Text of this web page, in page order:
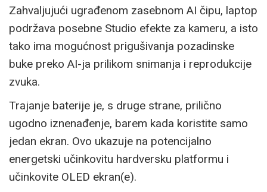
Zahvaljujući ugrađenom zasebnom AI čipu, laptop
podržava posebne Studio efekte za kameru, a isto
tako ima mogućnost prigušivanja pozadinske
buke preko AI-ja prilikom snimanja i reprodukcije
zvuka.
Trajanje baterije je, s druge strane, prilično
ugodno iznenađenje, barem kada koristite samo
jedan ekran. Ovo ukazuje na potencijalno
energetski učinkovitu hardversku platformu i
učinkovite OLED ekran(e).